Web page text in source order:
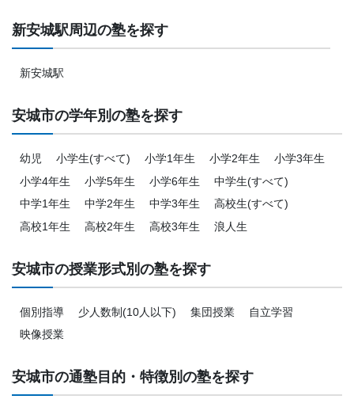
新安城駅周辺の塾を探す
新安城駅
安城市の学年別の塾を探す
幼児 小学生(すべて) 小学1年生 小学2年生
小学3年生
小学4年生
小学5年生 小学6年生
中学生(すべて)
中学1年生
中学2年生 中学3年生
高校生(すべて)
高校1年生
高校2年生 高校3年生 浪人生
安城市の授業形式別の塾を探す
個別指導 少人数制(10人以下) 集団授業
自立学習
映像授業
安城市の通塾目的・特徴別の塾を探す